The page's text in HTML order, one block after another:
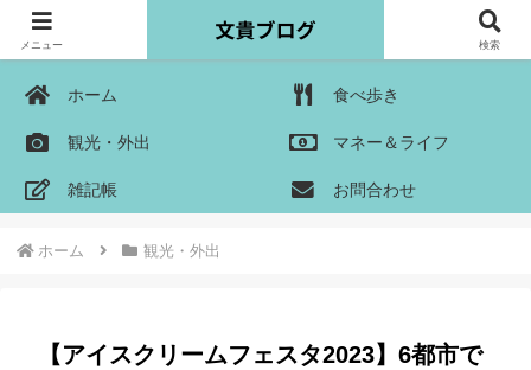
ホーム 食べ歩き
観光・外出 マネー＆ライフ
雑記帳 お問合わせ
ホーム 観光・外出
【アイスクリームフェスタ2023】6都市で
メニュー 検索